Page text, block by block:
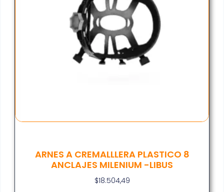
ARNES A CREMALLLERA PLASTICO 8
ANCLAJES MILENIUM -LIBUS
$18.504,49